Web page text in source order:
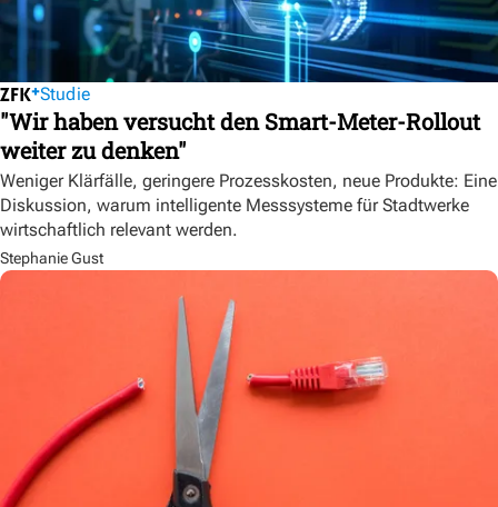
Studie
"Wir haben versucht den Smart-Meter-Rollout
weiter zu denken"
Weniger Klärfälle, geringere Prozesskosten, neue Produkte: Eine
Diskussion, warum intelligente Messsysteme für Stadtwerke
wirtschaftlich relevant werden.
Stephanie Gust